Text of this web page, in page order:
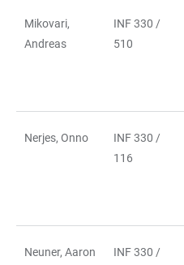
Mikovari,
Andreas
INF 330 /
510
Nerjes, Onno
INF 330 /
116
Neuner, Aaron
INF 330 /